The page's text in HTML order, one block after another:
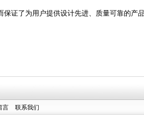
证了为用户提供设计先进、质量可靠的产
言 联系我们